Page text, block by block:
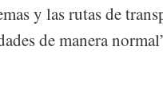
y las rutas de
de manera